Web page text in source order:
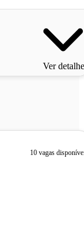
Ver
10 vagas